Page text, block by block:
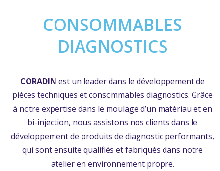
CONSOMMABLES
DIAGNOSTICS
CORADIN est un leader dans le développement de
pièces techniques et consommables diagnostics. Grâce
à notre expertise dans le moulage d’un matériau et en
bi-injection, nous assistons nos clients dans le
développement de produits de diagnostic performants,
qui sont ensuite qualifiés et fabriqués dans notre
atelier en environnement propre.